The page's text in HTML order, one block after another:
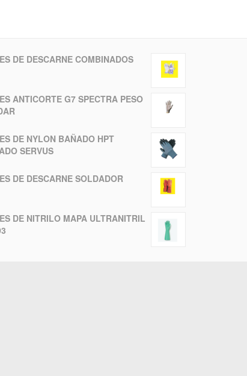
DE DESCARNE COMBINADOS
ANTICORTE G7 SPECTRA PESO
DE NYLON BAÑADO HPT
SERVUS
DE DESCARNE SOLDADOR
DE NITRILO MAPA ULTRANITRIL